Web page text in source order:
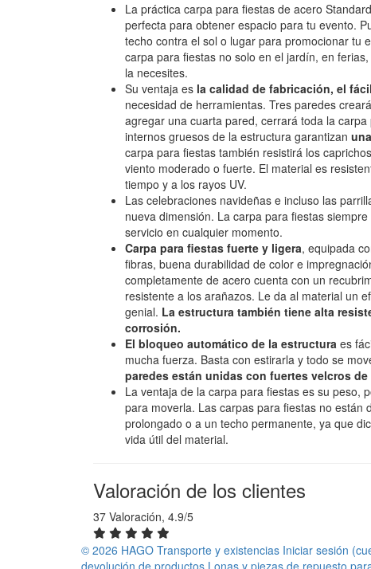
La práctica carpa para fiestas de acero
perfecta para obtener espacio para tu evento.
techo contra el sol o lugar para promocionar tu
carpa para fiestas no solo en el jardín, en
la necesites.
Su ventaja es la calidad de fabricación, el
necesidad de herramientas. Tres paredes
agregar una cuarta pared, cerrará toda la
internos gruesos de la estructura garantizan
carpa para fiestas también resistirá los
viento moderado o fuerte. El material es
tiempo y a los rayos UV.
Las celebraciones navideñas e incluso las
nueva dimensión. La carpa para fiestas
servicio en cualquier momento.
Carpa para fiestas fuerte y ligera, equipada
fibras, buena durabilidad de color e
completamente de acero cuenta con un
resistente a los arañazos. Le da al material un
genial. La estructura también tiene alta
corrosión.
El bloqueo automático de la estructura es
mucha fuerza. Basta con estirarla y todo se
paredes están unidas con fuertes velcros de
La ventaja de la carpa para fiestas es su peso,
para moverla. Las carpas para fiestas no están
prolongado o a un techo permanente, ya que
vida útil del material.
Valoración de los clientes
37 Valoración, 4.9/5
© 2026 HAGO Transporte y existencias Iniciar sesión
devolución de productos Lonas y piezas de repuesto